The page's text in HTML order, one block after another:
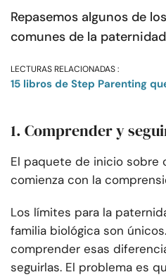
Repasemos algunos de
comunes de la
LECTURAS RELACIONADAS :
15 libros de Step Parenting
1. Comprender y
El paquete de inicio sobre
comienza con la
Los límites para la
familia biológica son
comprender esas
seguirlas. El problema es